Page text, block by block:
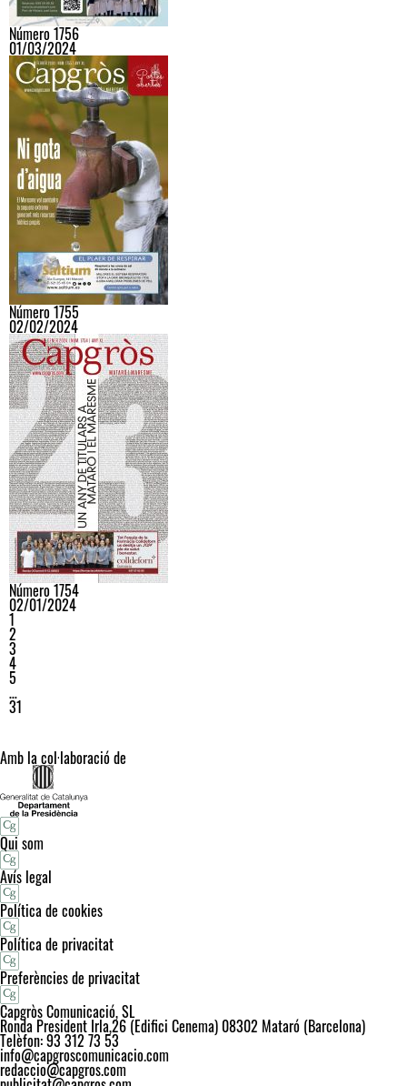
Número 1756
01/03/2024
Número 1755
02/02/2024
Número 1754
02/01/2024
1
2
3
4
5
…
31
Amb la col·laboració de
Qui som
Avís legal
Política de cookies
Política de privacitat
Preferències de privacitat
Capgròs Comunicació, SL
Ronda President Irla,26 (Edifici Cenema) 08302 Mataró (Barcelona)
Telèfon: 93 312 73 53
info@capgroscomunicacio.com
redaccio@capgros.com